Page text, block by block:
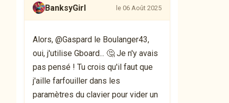
BanksyGirl le 06 Août 2025
Alors, @Gaspard le Boulanger43,
oui, j'utilise Gboard... 🤔 Je n'y avais
pas pensé ! Tu crois qu'il faut que
j'aille farfouiller dans les
paramètres du clavier pour vider un